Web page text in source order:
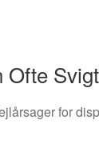
Ofte
for